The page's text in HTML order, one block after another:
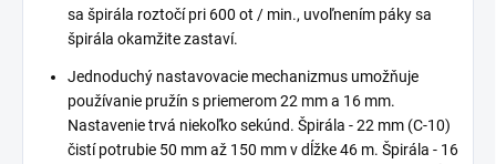
sa špirála roztočí pri 600 ot / min., uvoľnením páky sa
špirála okamžite zastaví.
Jednoduchý nastavovacie mechanizmus umožňuje
používanie pružín s priemerom 22 mm a 16 mm.
Nastavenie trvá niekoľko sekúnd. Špirála - 22 mm (C-10)
čistí potrubie 50 mm až 150 mm v dĺžke 46 m. Špirála - 16